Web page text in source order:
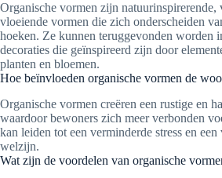
Organische vormen zijn natuurinspirerende,
vloeiende vormen die zich onderscheiden
hoeken. Ze kunnen teruggevonden worden
decoraties die geïnspireerd zijn door
planten en bloemen.
Hoe beïnvloeden organische vormen de
Organische vormen creëren een rustige en
waardoor bewoners zich meer verbonden
kan leiden tot een verminderde stress en
welzijn.
Wat zijn de voordelen van organische